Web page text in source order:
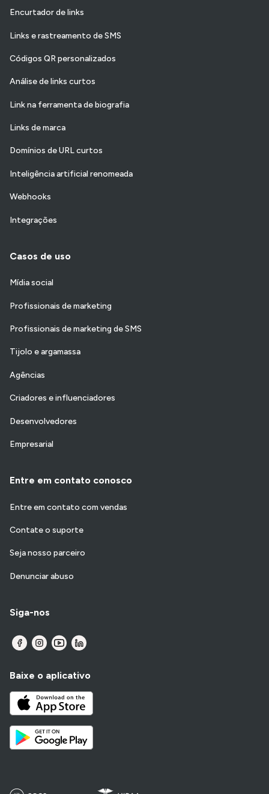
Encurtador de links
Links e rastreamento de SMS
Códigos QR personalizados
Análise de links curtos
Link na ferramenta de biografia
Links de marca
Domínios de URL curtos
Inteligência artificial renomeada
Webhooks
Integrações
Casos de uso
Mídia social
Profissionais de marketing
Profissionais de marketing de SMS
Tijolo e argamassa
Agências
Criadores e influenciadores
Desenvolvedores
Empresarial
Entre em contato conosco
Entre em contato com vendas
Contate o suporte
Seja nosso parceiro
Denunciar abuso
Siga-nos
Baixe o aplicativo